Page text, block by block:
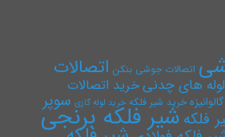
اتصالات جوشی بنکن اتصالات
های چدنیخرید اتصالات
خرید شیر فلکه خرید لوله گازی سوپر
فلکه شیر فلکه برنجی